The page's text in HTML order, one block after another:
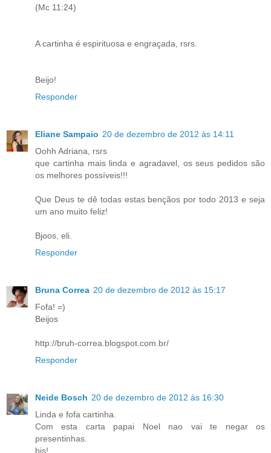
(Mc 11:24)
A cartinha é espirituosa e engraçada, rsrs.
Beijo!
Responder
Eliane Sampaio 20 de dezembro de 2012 às 14:11
Oohh Adriana, rsrs
que cartinha mais linda e agradavel, os seus pedidos são
os melhores possíveis!!!
Que Deus te dê todas estas bençãos por todo 2013 e seja
um ano muito feliz!
Bjoos, eli.
Responder
Bruna Correa 20 de dezembro de 2012 às 15:17
Fofa! =)
Beijos
http://bruh-correa.blogspot.com.br/
Responder
Neide Bosch 20 de dezembro de 2012 às 16:30
Linda e fofa cartinha.
Com esta carta papai Noel nao vai te negar os
presentinhas.
bjs!